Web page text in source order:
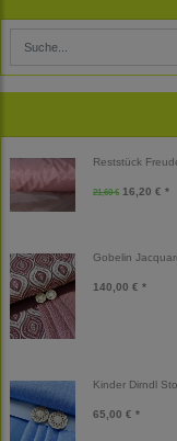
Reststück
21,60 € 16,20 € *
Gobelin
140,00 € *
Kinder Dirndl
65,00 € *